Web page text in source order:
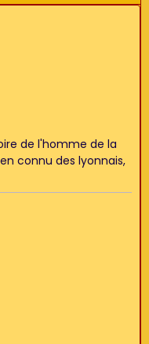
de l'homme de la
connu des lyonnais,